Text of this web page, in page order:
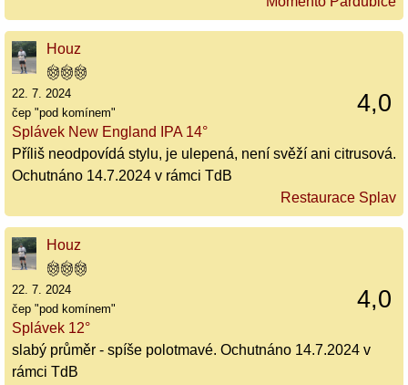
Houz
4,0
22. 7. 2024
čep "pod komínem"
Splávek New England IPA 14°
Příliš neodpovídá stylu, je ulepená, není svěží ani citrusová.
Ochutnáno 14.7.2024 v rámci TdB
Restaurace Splav
Houz
4,0
22. 7. 2024
čep "pod komínem"
Splávek 12°
slabý průměr - spíše polotmavé. Ochutnáno 14.7.2024 v
rámci TdB